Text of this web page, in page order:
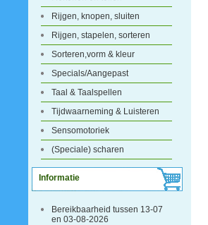
Rijgen, knopen, sluiten
Rijgen, stapelen, sorteren
Sorteren,vorm & kleur
Specials/Aangepast
Taal & Taalspellen
Tijdwaarneming & Luisteren
Sensomotoriek
(Speciale) scharen
Informatie
Bereikbaarheid tussen 13-07
en 03-08-2026